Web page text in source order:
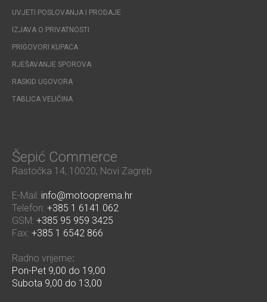
UVJETI POSLOVANJA I PRODAJE
IZJAVA O PRIVATNOSTI
PRIGOVORI KUPACA
RJEŠAVANJE SPOROVA
RASKID UGOVORA
TABLICA VELIČINA
Šepić Commerce
Rastočka 14, 10020, Novi Zagreb
E-Mail: info@motooprema.hr
Telefon: +385 1 6141 062
GSM: +385 95 959 3425
Fax: +385 1 6542 866
Radno vrijeme:
Pon-Pet 9,00 do 19,00
Subota 9,00 do 13,00